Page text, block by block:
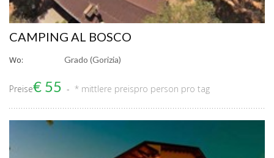
CAMPING AL BOSCO
Wo: Grado (Gorizia)
Preise€ 55 * mittlere preispro person pro tag